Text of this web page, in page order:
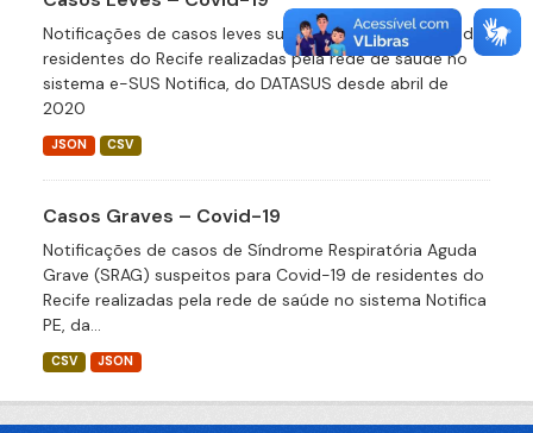
Notificações de casos leves suspeitos para Covid-19 de
residentes do Recife realizadas pela rede de saúde no
sistema e-SUS Notifica, do DATASUS desde abril de
2020
JSON CSV
Casos Graves – Covid-19
Notificações de casos de Síndrome Respiratória Aguda
Grave (SRAG) suspeitos para Covid-19 de residentes do
Recife realizadas pela rede de saúde no sistema Notifica
PE, da...
CSV JSON